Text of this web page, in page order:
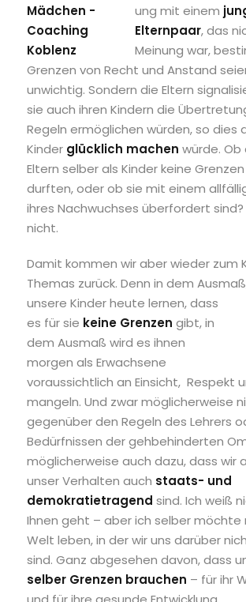
ung mit einem
Elternpaar, das
Meinung war,
Grenzen von Recht und Anstand
unwichtig. Sondern die Eltern
sie auch ihren Kindern die
Regeln ermöglichen würden, so dies
Kinder glücklich machen würde. Ob
Eltern selber als Kinder keine
durften, oder ob sie mit einem
ihres Nachwuchses überfordert
nicht.
Damit kommen wir aber wieder zum
Themas zurück. Denn in dem
unsere Kinder heute lernen, dass
es für sie keine Grenzen gibt, in
dem Ausmaß wird es ihnen
morgen als Erwachsene
voraussichtlich an Einsicht, Respekt
mangeln. Und zwar möglicherweise
gegenüber den Regeln des Lehrers
Bedürfnissen der gehbehinderten
möglicherweise auch dazu, dass wir
unser Verhalten auch staats- und
demokratietragend sind. Ich weiß
Ihnen geht – aber ich selber möchte
Welt leben, in der wir uns darüber
sind. Ganz abgesehen davon, dass
selber Grenzen brauchen – für ihr